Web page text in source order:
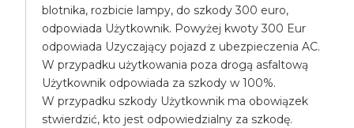
blotnika, rozbicie lampy, do szkody 300 euro,
odpowiada Użytkownik. Powyżej kwoty 300 Eur
odpowiada Uzyczający pojazd z ubezpieczenia AC.
W przypadku użytkowania poza drogą asfaltową
Użytkownik odpowiada za szkody w 100%.
W przypadku szkody Użytkownik ma obowiązek
stwierdzić, kto jest odpowiedzialny za szkodę.